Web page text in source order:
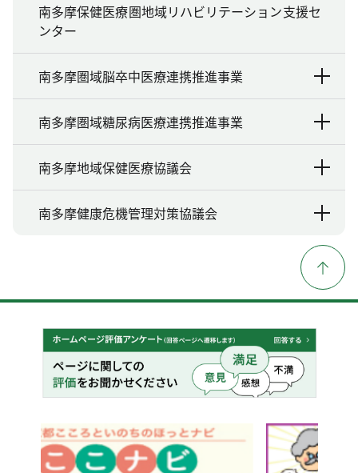
南多摩保健医療圏地域リハビリテーション支援セ
ンター
南多摩圏域脳卒中医療連携推進事業
南多摩圏域糖尿病医療連携推進事業
南多摩地域保健医療協議会
南多摩健康危機管理対策協議会